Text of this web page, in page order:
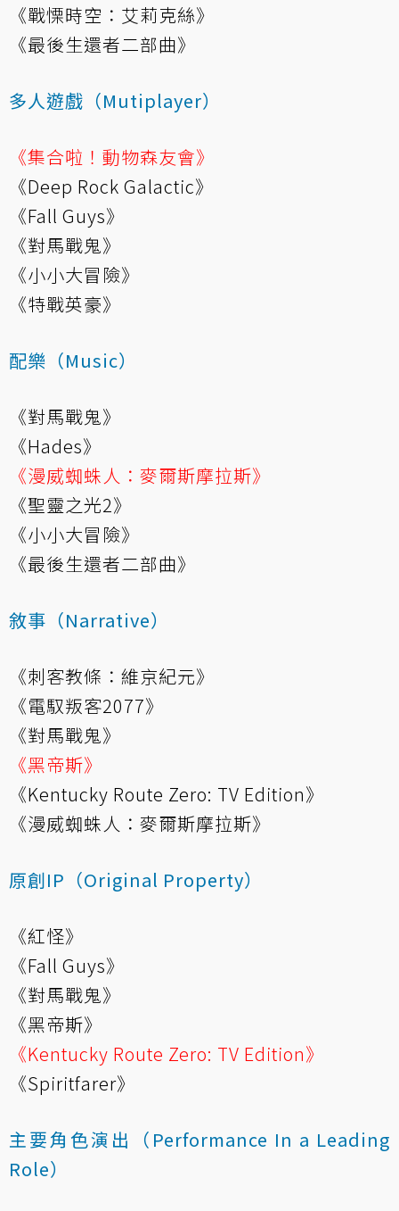
《戰慄時空：艾莉克絲》
《最後生還者二部曲》
多人遊戲（Mutiplayer）
《集合啦！動物森友會》
《Deep Rock Galactic》
《Fall Guys》
《對馬戰鬼》
《小小大冒險》
《特戰英豪》
配樂（Music）
《對馬戰鬼》
《Hades》
《漫威蜘蛛人：麥爾斯摩拉斯》
《聖靈之光2》
《小小大冒險》
《最後生還者二部曲》
敘事（Narrative）
《刺客教條：維京紀元》
《電馭叛客2077》
《對馬戰鬼》
《黑帝斯》
《Kentucky Route Zero: TV Edition》
《漫威蜘蛛人：麥爾斯摩拉斯》
原創IP（Original Property）
《紅怪》
《Fall Guys》
《對馬戰鬼》
《黑帝斯》
《Kentucky Route Zero: TV Edition》
《Spiritfarer》
主要角色演出（Performance In a Leading
Role）